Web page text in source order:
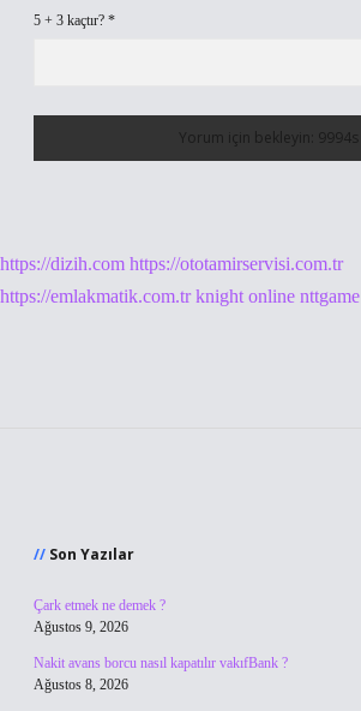
5 + 3 kaçtır? *
https://dizih.com https://ototamirservisi.com.tr
https://emlakmatik.com.tr knight online nttgame
Son Yazılar
Çark etmek ne demek ?
Ağustos 9, 2026
Nakit avans borcu nasıl kapatılır vakıfBank ?
Ağustos 8, 2026